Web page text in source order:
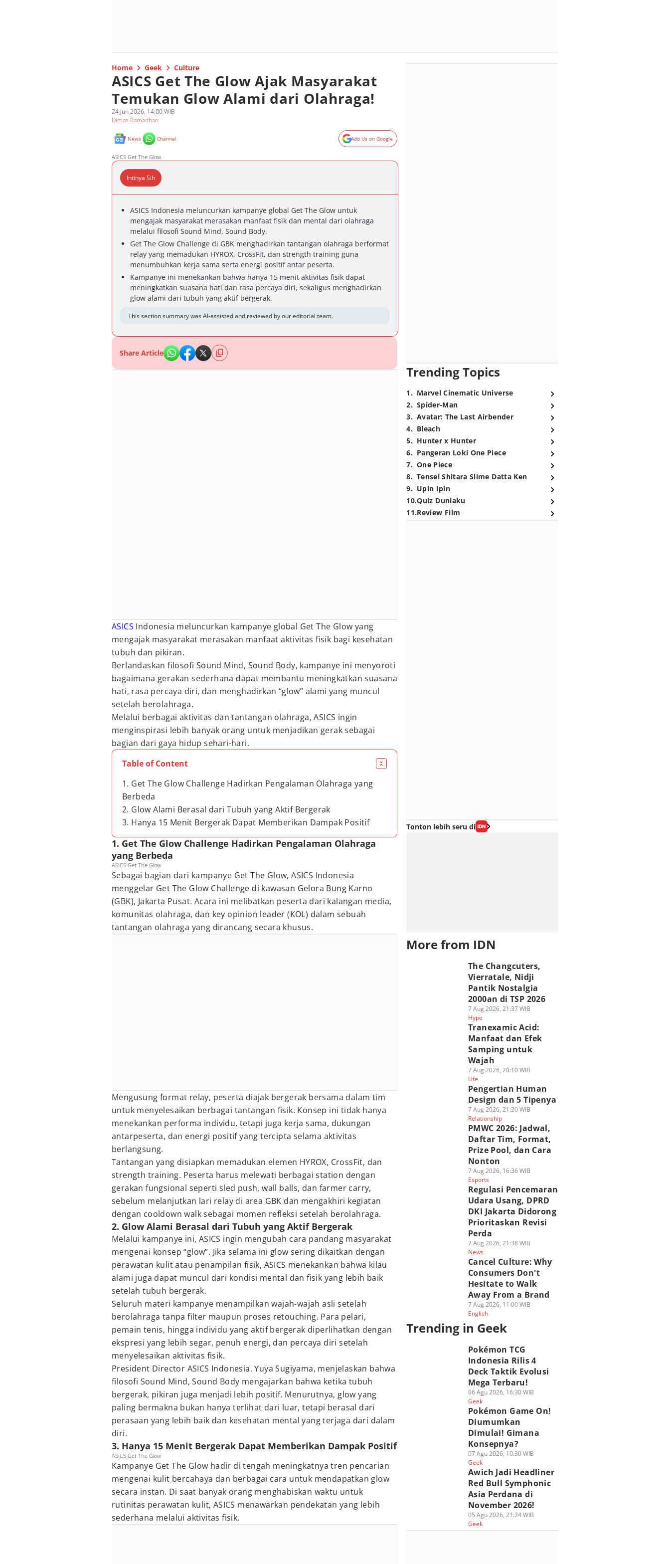
Home Geek Culture
ASICS Get The Glow Ajak Masyarakat
Temukan Glow Alami dari Olahraga!
24 Jun 2026, 14:00 WIB
Dimas Ramadhan
News Channel Add Us on Google
ASICS Get The Glow
Intinya Sih
ASICS Indonesia meluncurkan kampanye global Get The Glow untuk
mengajak masyarakat merasakan manfaat fisik dan mental dari olahraga
melalui filosofi Sound Mind, Sound Body.
Get The Glow Challenge di GBK menghadirkan tantangan olahraga berformat
relay yang memadukan HYROX, CrossFit, dan strength training guna
menumbuhkan kerja sama serta energi positif antar peserta.
Kampanye ini menekankan bahwa hanya 15 menit aktivitas fisik dapat
meningkatkan suasana hati dan rasa percaya diri, sekaligus menghadirkan
glow alami dari tubuh yang aktif bergerak.
This section summary was AI-assisted and reviewed by our editorial team.
Share Article
ASICS Indonesia meluncurkan kampanye global Get The Glow yang
mengajak masyarakat merasakan manfaat aktivitas fisik bagi kesehatan
tubuh dan pikiran.
Berlandaskan filosofi Sound Mind, Sound Body, kampanye ini menyoroti
bagaimana gerakan sederhana dapat membantu meningkatkan suasana
hati, rasa percaya diri, dan menghadirkan “glow” alami yang muncul
setelah berolahraga.
Melalui berbagai aktivitas dan tantangan olahraga, ASICS ingin
menginspirasi lebih banyak orang untuk menjadikan gerak sebagai
bagian dari gaya hidup sehari-hari.
Table of Content
1. Get The Glow Challenge Hadirkan Pengalaman Olahraga yang
Berbeda
2. Glow Alami Berasal dari Tubuh yang Aktif Bergerak
3. Hanya 15 Menit Bergerak Dapat Memberikan Dampak Positif
1. Get The Glow Challenge Hadirkan Pengalaman Olahraga
yang Berbeda
ASICS Get The Glow
Sebagai bagian dari kampanye Get The Glow, ASICS Indonesia
menggelar Get The Glow Challenge di kawasan Gelora Bung Karno
(GBK), Jakarta Pusat. Acara ini melibatkan peserta dari kalangan media,
komunitas olahraga, dan key opinion leader (KOL) dalam sebuah
tantangan olahraga yang dirancang secara khusus.
Mengusung format relay, peserta diajak bergerak bersama dalam tim
untuk menyelesaikan berbagai tantangan fisik. Konsep ini tidak hanya
menekankan performa individu, tetapi juga kerja sama, dukungan
antarpeserta, dan energi positif yang tercipta selama aktivitas
berlangsung.
Tantangan yang disiapkan memadukan elemen HYROX, CrossFit, dan
strength training. Peserta harus melewati berbagai station dengan
gerakan fungsional seperti sled push, wall balls, dan farmer carry,
sebelum melanjutkan lari relay di area GBK dan mengakhiri kegiatan
dengan cooldown walk sebagai momen refleksi setelah berolahraga.
2. Glow Alami Berasal dari Tubuh yang Aktif Bergerak
Melalui kampanye ini, ASICS ingin mengubah cara pandang masyarakat
mengenai konsep “glow”. Jika selama ini glow sering dikaitkan dengan
perawatan kulit atau penampilan fisik, ASICS menekankan bahwa kilau
alami juga dapat muncul dari kondisi mental dan fisik yang lebih baik
setelah tubuh bergerak.
Seluruh materi kampanye menampilkan wajah-wajah asli setelah
berolahraga tanpa filter maupun proses retouching. Para pelari,
pemain tenis, hingga individu yang aktif bergerak diperlihatkan dengan
ekspresi yang lebih segar, penuh energi, dan percaya diri setelah
menyelesaikan aktivitas fisik.
President Director ASICS Indonesia, Yuya Sugiyama, menjelaskan bahwa
filosofi Sound Mind, Sound Body mengajarkan bahwa ketika tubuh
bergerak, pikiran juga menjadi lebih positif. Menurutnya, glow yang
paling bermakna bukan hanya terlihat dari luar, tetapi berasal dari
perasaan yang lebih baik dan kesehatan mental yang terjaga dari dalam
diri.
3. Hanya 15 Menit Bergerak Dapat Memberikan Dampak Positif
ASICS Get The Glow
Kampanye Get The Glow hadir di tengah meningkatnya tren pencarian
mengenai kulit bercahaya dan berbagai cara untuk mendapatkan glow
secara instan. Di saat banyak orang menghabiskan waktu untuk
rutinitas perawatan kulit, ASICS menawarkan pendekatan yang lebih
sederhana melalui aktivitas fisik.
Trending Topics
1. Marvel Cinematic Universe
2. Spider-Man
3. Avatar: The Last Airbender
4. Bleach
5. Hunter x Hunter
6. Pangeran Loki One Piece
7. One Piece
8. Tensei Shitara Slime Datta Ken
9. Upin Ipin
10.Quiz Duniaku
11.Review Film
Tonton lebih seru di
More from IDN
The Changcuters,
Vierratale, Nidji
Pantik Nostalgia
2000an di TSP 2026
7 Aug 2026, 21:37 WIB
Hype
Tranexamic Acid:
Manfaat dan Efek
Samping untuk
Wajah
7 Aug 2026, 20:10 WIB
Life
Pengertian Human
Design dan 5 Tipenya
7 Aug 2026, 21:20 WIB
Relationship
PMWC 2026: Jadwal,
Daftar Tim, Format,
Prize Pool, dan Cara
Nonton
7 Aug 2026, 16:36 WIB
Esports
Regulasi Pencemaran
Udara Usang, DPRD
DKI Jakarta Didorong
Prioritaskan Revisi
Perda
7 Aug 2026, 21:38 WIB
News
Cancel Culture: Why
Consumers Don't
Hesitate to Walk
Away From a Brand
7 Aug 2026, 11:00 WIB
English
Trending in Geek
Pokémon TCG
Indonesia Rilis 4
Deck Taktik Evolusi
Mega Terbaru!
06 Agu 2026, 16:30 WIB
Geek
Pokémon Game On!
Diumumkan
Dimulai! Gimana
Konsepnya?
07 Agu 2026, 10:30 WIB
Geek
Awich Jadi Headliner
Red Bull Symphonic
Asia Perdana di
November 2026!
05 Agu 2026, 21:24 WIB
Geek